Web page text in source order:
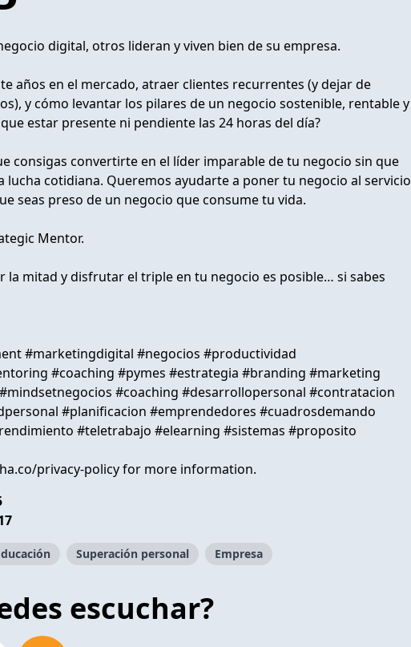
digital, otros lideran y viven bien de su empresa.
años en el mercado, atraer clientes recurrentes (y dejar de
y cómo levantar los pilares de un negocio sostenible, rentable y
estar presente ni pendiente las 24 horas del día?
consigas convertirte en el líder imparable de tu negocio sin que
lucha cotidiana. Queremos ayudarte a poner tu negocio al servicio
seas preso de un negocio que consume tu vida.
Mentor.
la mitad y disfrutar el triple en tu negocio es posible… si sabes
#marketingdigital #negocios #productividad
#coaching #pymes #estrategia #branding #marketing
#coaching #desarrollopersonal #contratacion
#planificacion #emprendedores #cuadrosdemando
#teletrabajo #elearning #sistemas #proposito
privacy-policy for more information.
Superación personal Empresa
escuchar?